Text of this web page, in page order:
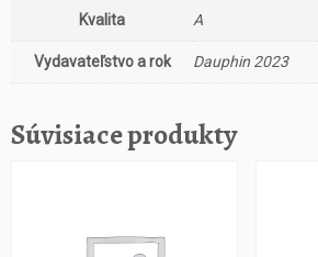
n
s
Kvalita A
Vydavateľstvo a rok Dauphin 2023
Súvisiace produkty